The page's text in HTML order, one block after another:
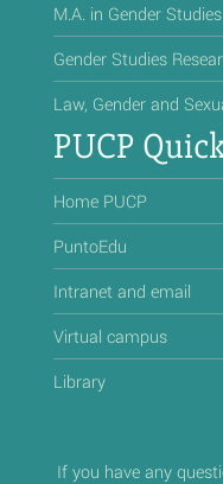
M.A. in Gender
Gender Studies
Law, Gender and
PUCP
Home PUCP
PuntoEdu
Intranet and email
Virtual campus
Library
If you have any